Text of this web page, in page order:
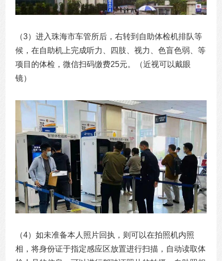
（3）进入珠海市车管所后，右转到自助体检机排队等
候，在自助机上完成听力、四肢、视力、色盲色弱、等
项目的体检，微信扫码缴费25元。（近视可以戴眼
镜）
（4）如未准备本人照片回执，则可以在拍照机内照
相，将身份证于指定感应区放置进行扫描，自动读取体